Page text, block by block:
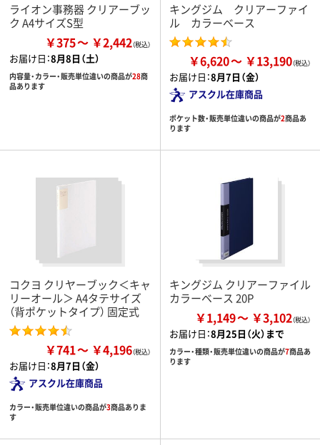
ライオン事務器 クリアーブッ
ク A4サイズS型
￥375 ￥2,442
お届け日：8月8日（土）
内容量・カラー・販売単位違いの商品が28商
品あります
キングジム クリアーファイ
ル カラーベース
￥6,620 ￥13,190
お届け日：8月7日（金）
アスクル在庫商品
ポケット数・販売単位違いの商品が2商品あ
ります
コクヨ クリヤーブック＜キャ
リーオール＞ A4タテサイズ
（背ポケットタイプ） 固定式
￥741 ￥4,196
お届け日：8月7日（金）
アスクル在庫商品
カラー・販売単位違いの商品が3商品ありま
す
キングジム クリアーファイル
カラーベース 20P
￥1,149 ￥3,102
お届け日：8月25日（火）まで
カラー・種類・販売単位違いの商品が7商品あ
ります